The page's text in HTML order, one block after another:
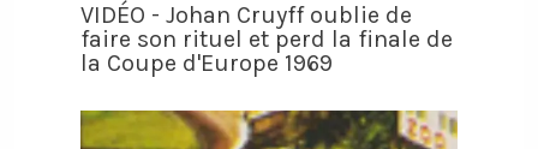
VIDÉO - Johan Cruyff oublie de
faire son rituel et perd la finale de
la Coupe d'Europe 1969